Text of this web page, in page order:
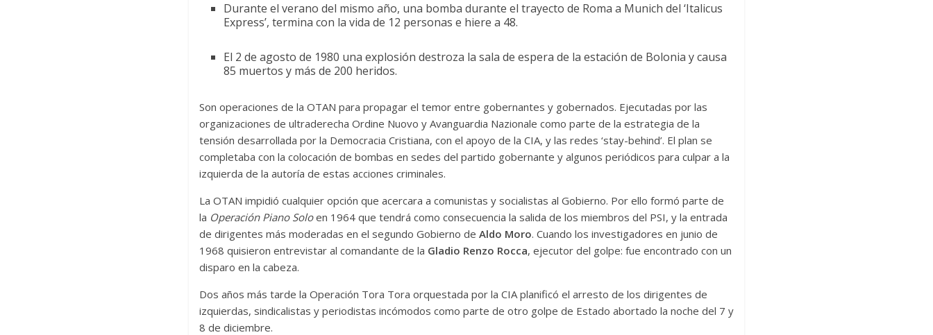
Durante el verano del mismo año, una bomba durante el trayecto de Roma a Munich del ‘Italicus
Express’, termina con la vida de 12 personas e hiere a 48.
El 2 de agosto de 1980 una explosión destroza la sala de espera de la estación de Bolonia y causa
85 muertos y más de 200 heridos.
Son operaciones de la OTAN para propagar el temor entre gobernantes y gobernados. Ejecutadas por las
organizaciones de ultraderecha Ordine Nuovo y Avanguardia Nazionale como parte de la estrategia de la
tensión desarrollada por la Democracia Cristiana, con el apoyo de la CIA, y las redes ‘stay-behind’. El plan se
completaba con la colocación de bombas en sedes del partido gobernante y algunos periódicos para culpar a la
izquierda de la autoría de estas acciones criminales.
La OTAN impidió cualquier opción que acercara a comunistas y socialistas al Gobierno. Por ello formó parte de
la Operación Piano Soloen 1964 que tendrá como consecuencia la salida de los miembros del PSI, y la entrada
de dirigentes más moderadas en el segundo Gobierno de Aldo Moro. Cuando los investigadores en junio de
1968 quisieron entrevistar al comandante de la Gladio Renzo Rocca, ejecutor del golpe: fue encontrado con un
disparo en la cabeza.
Dos años más tarde la Operación Tora Tora orquestada por la CIA planificó el arresto de los dirigentes de
izquierdas, sindicalistas y periodistas incómodos como parte de otro golpe de Estado abortado la noche del 7 y
8 de diciembre.